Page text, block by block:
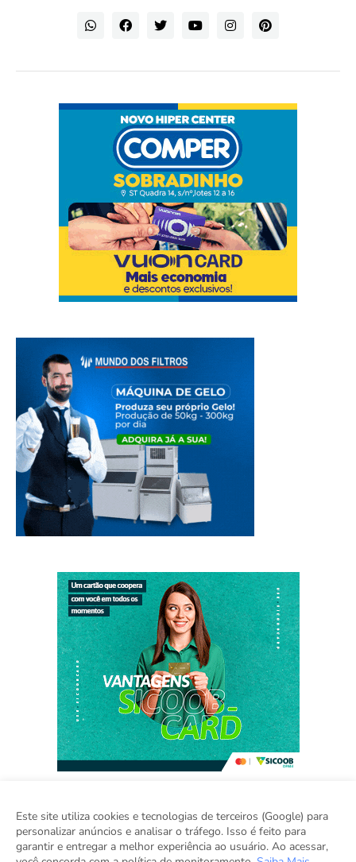
Home Sobre Contato
Sugestão de Pauta
Grupo Inova
Este site utiliza cookies e tecnologias de terceiros (Google) para
personalizar anúncios e analisar o tráfego. Isso é feito para
garantir e entregar a melhor experiência ao usuário. Ao acessar,